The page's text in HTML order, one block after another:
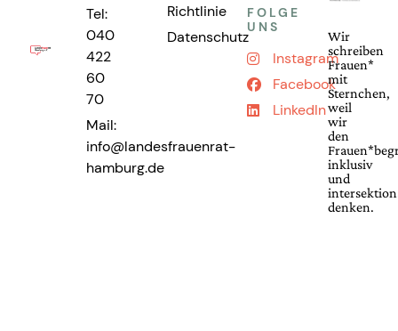
Tel:
040
422
60
70
Mail:
info@landesfrauenrat-
hamburg.de
Richtlinie
Datenschutz
FOLGE
UNS
Instagram
Facebook
LinkedIn
Wir
schreiben
Frauen*
mit
Sternchen,
weil
wir
den
inklusiv
und
denken.